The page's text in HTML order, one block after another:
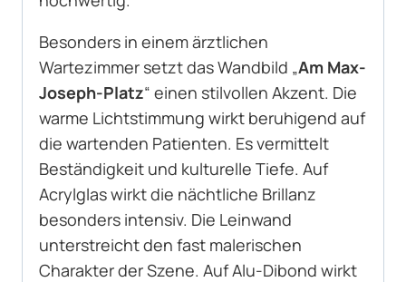
Besonders in einem ärztlichen
Wartezimmer setzt das Wandbild „Am Max-
Joseph-Platz“ einen stilvollen Akzent. Die
warme Lichtstimmung wirkt beruhigend auf
die wartenden Patienten. Es vermittelt
Beständigkeit und kulturelle Tiefe. Auf
Acrylglas wirkt die nächtliche Brillanz
besonders intensiv. Die Leinwand
unterstreicht den fast malerischen
Charakter der Szene. Auf Alu-Dibond wirkt